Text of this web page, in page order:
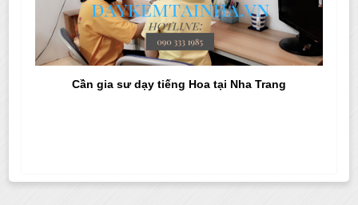
Cần gia sư dạy tiếng Hoa tại Nha Trang